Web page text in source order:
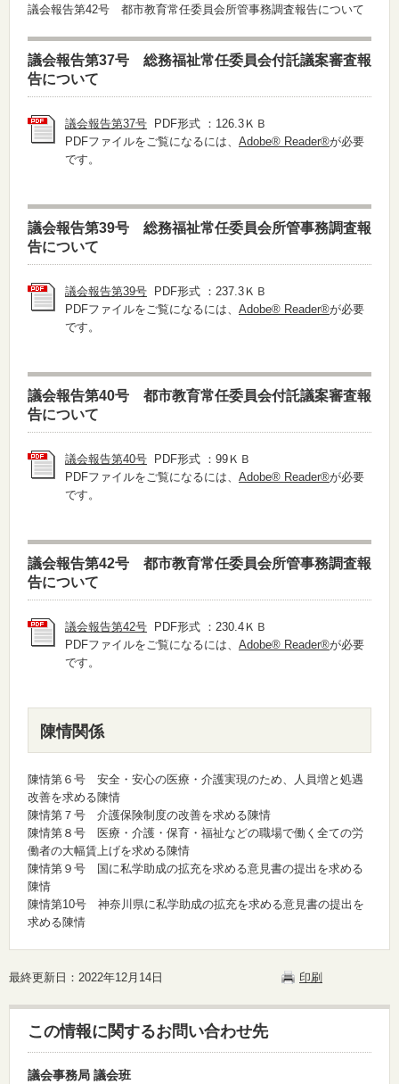
議会報告第42号 都市教育常任委員会所管事務調査報告について
議会報告第37号 総務福祉常任委員会付託議案審査報
告について
議会報告第37号 PDF形式 ：126.3ＫＢ
PDFファイルをご覧になるには、 Adobe® Reader®が必要
です。
議会報告第39号 総務福祉常任委員会所管事務調査報
告について
議会報告第39号 PDF形式 ：237.3ＫＢ
PDFファイルをご覧になるには、 Adobe® Reader®が必要
です。
議会報告第40号 都市教育常任委員会付託議案審査報
告について
議会報告第40号 PDF形式 ：99ＫＢ
PDFファイルをご覧になるには、 Adobe® Reader®が必要
です。
議会報告第42号 都市教育常任委員会所管事務調査報
告について
議会報告第42号 PDF形式 ：230.4ＫＢ
PDFファイルをご覧になるには、 Adobe® Reader®が必要
です。
陳情関係
陳情第６号 安全・安心の医療・介護実現のため、人員増と処遇
改善を求める陳情
陳情第７号 介護保険制度の改善を求める陳情
陳情第８号 医療・介護・保育・福祉などの職場で働く全ての労
働者の大幅賃上げを求める陳情
陳情第９号 国に私学助成の拡充を求める意見書の提出を求める
陳情
陳情第10号 神奈川県に私学助成の拡充を求める意見書の提出を
求める陳情
最終更新日：2022年12月14日 印刷
この情報に関するお問い合わせ先
議会事務局 議会班